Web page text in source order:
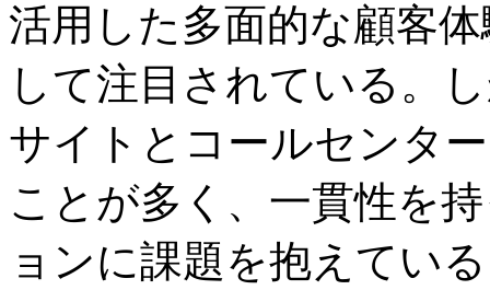
活用した多面的な顧客
して注目されている。
サイトとコールセンタ
ことが多く、一貫性を
ョンに課題を抱えてい